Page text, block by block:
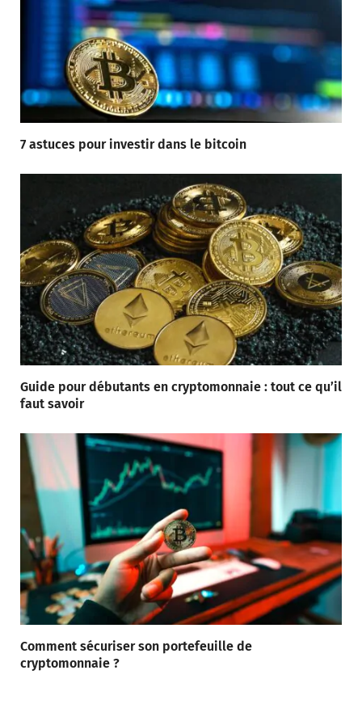
7 astuces pour investir dans le bitcoin
Guide pour débutants en cryptomonnaie : tout ce qu’il
faut savoir
Comment sécuriser son portefeuille de
cryptomonnaie ?